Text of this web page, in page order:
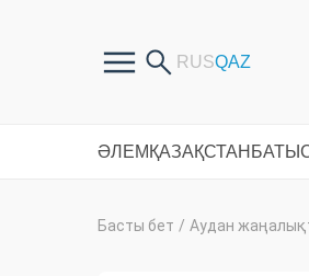
ӘЛЕМ ҚАЗАҚСТАН
Басты бет / Аудан